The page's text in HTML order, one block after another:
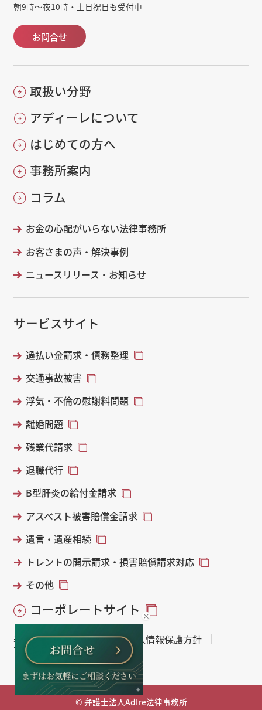
朝9時～夜10時・土日祝日も受付中
お問合せ
取扱い分野
アディーレについて
はじめての方へ
事務所案内
コラム
お金の心配がいらない法律事務所
お客さまの声・解決事例
ニュースリリース・お知らせ
サービスサイト
過払い金請求・債務整理
交通事故被害
浮気・不倫の慰謝料問題
離婚問題
残業代請求
退職代行
B型肝炎の給付金請求
アスベスト被害賠償金請求
遺言・遺産相続
トレントの開示請求・損害賠償請求対応
その他
コーポレートサイト
著作権・免責について 個人情報保護方針
サイトマップ
© 弁護士法人AdIre法律事務所